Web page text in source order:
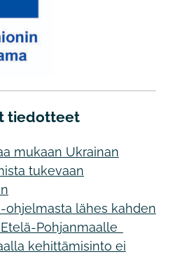
tiedotteet
mukaan Ukrainan
tukevaan
ohjelmasta lähes kahden
Pohjanmaalle
kehittämisinto ei